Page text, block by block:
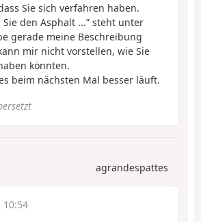
Sie sich verfahren haben.
Sie den Asphalt ...” steht unter
gerade meine Beschreibung
mir nicht vorstellen, wie Sie
könnten.
beim nächsten Mal besser läuft.
agrandespattes
10:54